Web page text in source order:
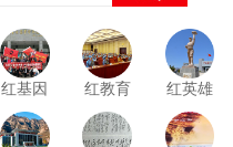
红基因 红教育 红英雄